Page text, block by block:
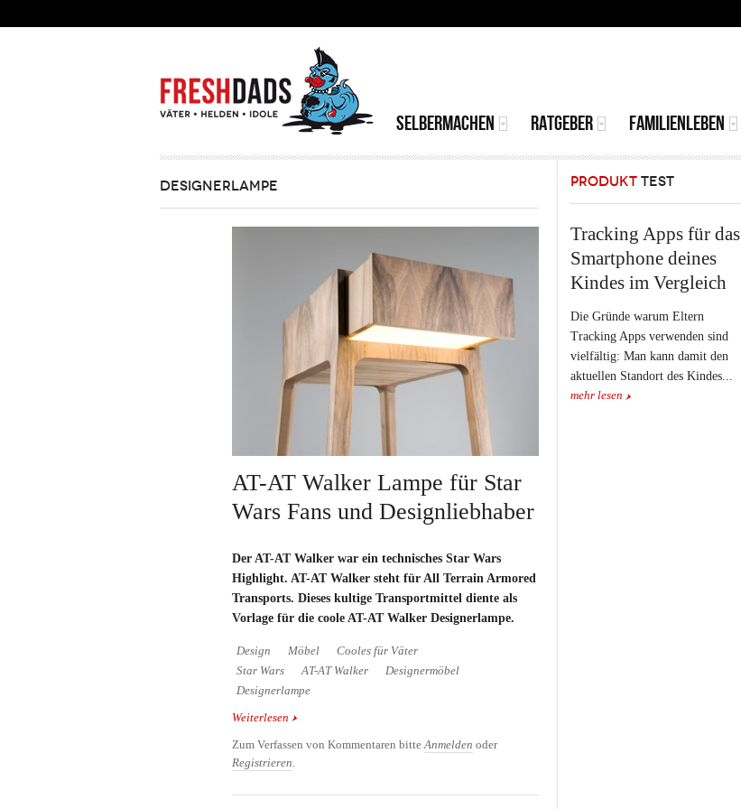
MAINMENU
SELBERMACHEN RATGEBER FAMILIENLEBEN
DESIGNERLAMPE
AT-AT Walker Lampe für Star
Wars Fans und Designliebhaber
Der AT-AT Walker war ein technisches Star Wars
Highlight. AT-AT Walker steht für All Terrain Armored
Transports. Dieses kultige Transportmittel diente als
Vorlage für die coole AT-AT Walker Designerlampe.
Design Möbel
Cooles für Väter
Star Wars
AT-AT Walker
Designermöbel
Designerlampe
Weiterlesen über AT-AT Walker Lampe für Star Wars Fans und
Zum Verfassen von Kommentaren bitteAnmelden oder
Registrieren.
PRODUKT TEST
Tracking Apps für das
Smartphone deines
Kindes im Vergleich
Die Gründe warum Eltern
Tracking Apps verwenden sind
vielfältig: Man kann damit den
aktuellen Standort des Kindes...
mehr lesen